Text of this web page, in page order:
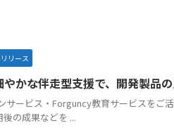
リース
かな伴走型支援で、開発製品
サービス・Forguncy教育サービスをご
の成果などを ...